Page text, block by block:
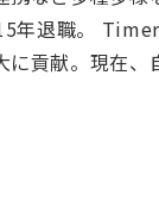
年退職。
貢献。現在